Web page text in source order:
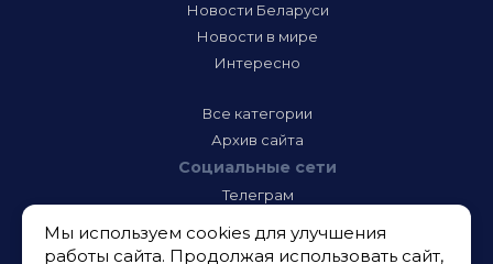
Новости Беларуси
Новости в мире
Интересно
Все категории
Архив сайта
Социальные сети
Телеграм
Инстаграм
Мы используем cookies для улучшения
работы сайта. Продолжая использовать сайт,